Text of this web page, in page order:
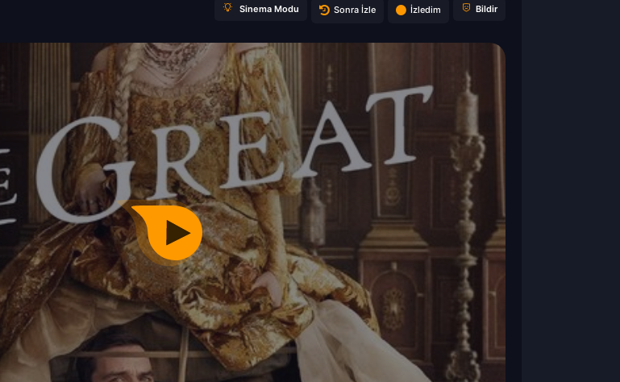
Sinema Modu Sonra İzle İzledim Bildir